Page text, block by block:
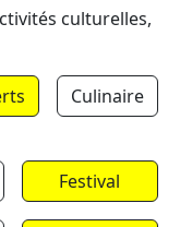
culturelles,
Culinaire
Festival